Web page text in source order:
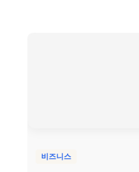
비즈니스